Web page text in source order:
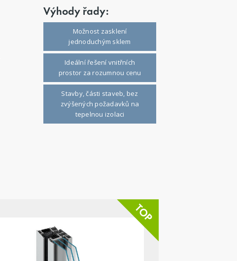
Výhody řady:
Možnost zasklení
jednoduchým sklem
Ideální řešení vnitřních
prostor za rozumnou cenu
Stavby, části staveb, bez
zvýšených požadavků na
tepelnou izolaci